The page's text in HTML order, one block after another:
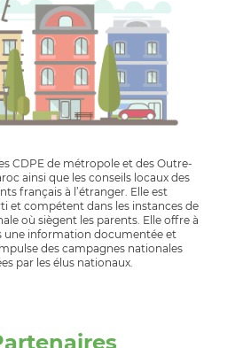
CDPE de métropole et des Outre-
ainsi que les conseils locaux des
français à l’étranger. Elle est
et compétent dans les instances de
où siègent les parents. Elle offre à
une information documentée et
des campagnes nationales
par les élus nationaux.